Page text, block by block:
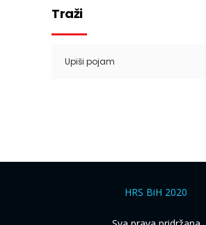
Traži
for:
HRS BiH 2020